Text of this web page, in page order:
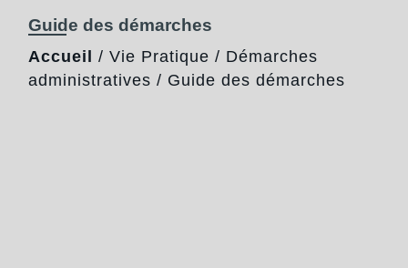
Guide des démarches
Accueil / Vie Pratique / Démarches
administratives / Guide des démarches